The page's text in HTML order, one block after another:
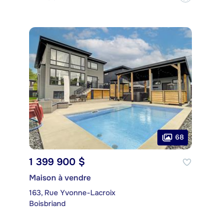
68
1 399 900 $
Maison à vendre
163, Rue Yvonne-Lacroix
Boisbriand